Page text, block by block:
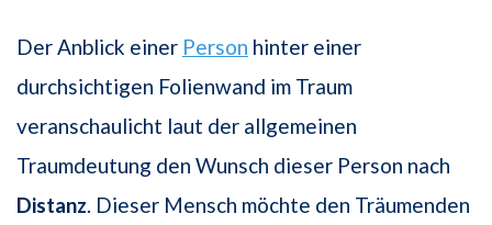
Der Anblick einer Person hinter einer
durchsichtigen Folienwand im Traum
veranschaulicht laut der allgemeinen
Traumdeutung den Wunsch dieser Person nach
Distanz. Dieser Mensch möchte den Träumenden